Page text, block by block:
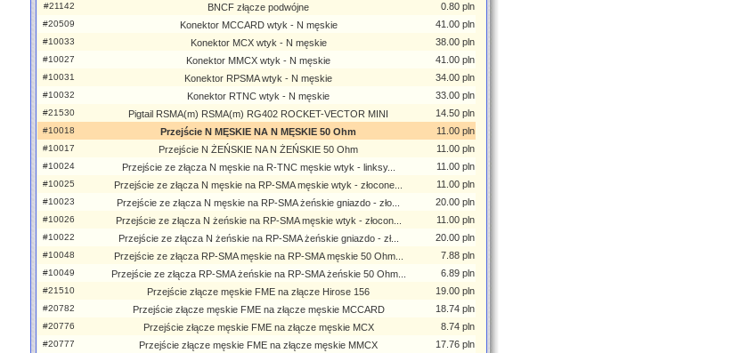
#21142 BNCF złącze podwójne 0.80 pln
#20509 Konektor MCCARD wtyk - N męskie 41.00 pln
#10033 Konektor MCX wtyk - N męskie 38.00 pln
#10027 Konektor MMCX wtyk - N męskie 41.00 pln
#10031 Konektor RPSMA wtyk - N męskie 34.00 pln
#10032 Konektor RTNC wtyk - N męskie 33.00 pln
#21530 Pigtail RSMA(m) RSMA(m) RG402 ROCKET-VECTOR MINI 14.50 pln
#10018 Przejście N MĘSKIE NA N MĘSKIE 50 Ohm 11.00 pln
#10017 Przejście N ŻEŃSKIE NA N ŻEŃSKIE 50 Ohm 11.00 pln
#10024 Przejście ze złącza N męskie na R-TNC męskie wtyk - linksy... 11.00 pln
#10025 Przejście ze złącza N męskie na RP-SMA męskie wtyk - złocone... 11.00 pln
#10023 Przejście ze złącza N męskie na RP-SMA żeńskie gniazdo - zło... 20.00 pln
#10026 Przejście ze złącza N żeńskie na RP-SMA męskie wtyk - złocon... 11.00 pln
#10022 Przejście ze złącza N żeńskie na RP-SMA żeńskie gniazdo - zł... 20.00 pln
#10048 Przejście ze złącza RP-SMA męskie na RP-SMA męskie 50 Ohm... 7.88 pln
#10049 Przejście ze złącza RP-SMA żeńskie na RP-SMA żeńskie 50 Ohm... 6.89 pln
#21510 Przejście złącze męskie FME na złącze Hirose 156 19.00 pln
#20782 Przejście złącze męskie FME na złącze męskie MCCARD 18.74 pln
#20776 Przejście złącze męskie FME na złącze męskie MCX 8.74 pln
#20777 Przejście złącze męskie FME na złącze męskie MMCX 17.76 pln